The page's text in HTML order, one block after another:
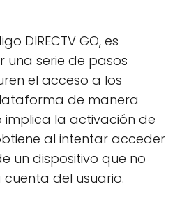
DIRECTV GO, es
una serie de pasos
el acceso a los
de manera
implica la activación de
al intentar acceder
un dispositivo que no
del usuario.